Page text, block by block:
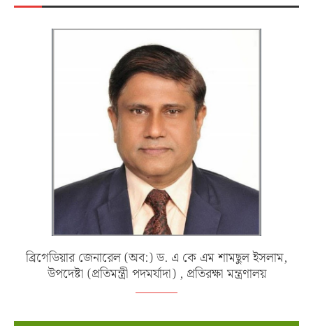
ব্রিগেডিয়ার জেনারেল (অব:) ড. এ কে এম শামছুল ইসলাম,
উপদেষ্টা (প্রতিমন্ত্রী পদমর্যাদা) , প্রতিরক্ষা মন্ত্রণালয়